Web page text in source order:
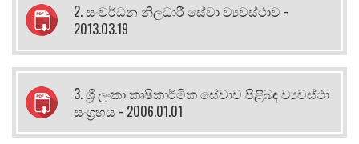
2. සංවර්ධන නිලධාරී සේවා ව්‍යවස්ථාව -
2013.03.19
3. ශ්‍රී ලංකා කෘෂිකාර්මික සේවාව පිළිබඳ ව්‍යවස්ථා
සංග්‍රහය - 2006.01.01